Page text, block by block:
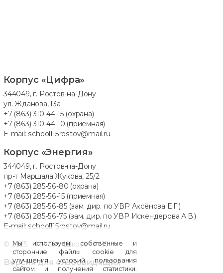
Мы используем собственные и
сторонние файлы cookie для
улучшения условий пользования
сайтом и получения статистики.
Корпус «Цифра»
344049, г. Ростов-на-Дону
ул. Жданова, 13а
+7 (863) 310-44-15 (охрана)
+7 (863) 310-44-10 (приемная)
E-mail: school115rostov@mail.ru
Корпус «Энергия»
344049, г. Ростов-на-Дону
пр-т Маршала Жукова, 25/2
+7 (863) 285-56-80 (охрана)
+7 (863) 285-56-15 (приемная)
+7 (863) 285-56-85 (зам. дир. по УВР Аксёнова Е.Г.)
+7 (863) 285-56-75 (зам. дир. по УВР Искендерова А.В.)
E-mail: school115rostov@mail.ru
© 2025 МАОУ «Школа № 115»
Версия для слабовидящих